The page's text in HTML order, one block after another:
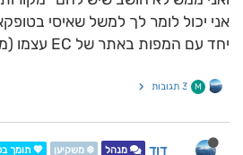
אני יכול לומר לך למשל שאיסי
יחד עם המפות באתר של EC עצמו (מלבד משקעים).
M 3 תגובות
דוד מנהל ❄️ משקיען 💖 תומך